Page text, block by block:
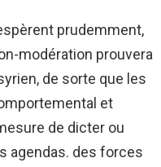
prudemment,
modération prouvera
de sorte que les
et
de dicter ou
agendas. des forces